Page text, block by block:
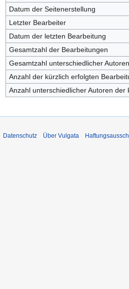
Datum der Seitenerstellung
Letzter Bearbeiter
Datum der letzten Bearbeitung
Gesamtzahl der Bearbeitungen
Gesamtzahl unterschiedlicher Autoren
Anzahl der kürzlich erfolgten
Anzahl unterschiedlicher Autoren
Datenschutz Über Vulgata